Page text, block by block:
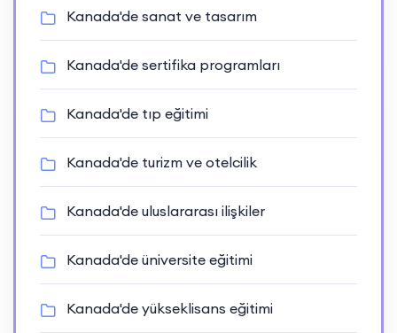
Kanada'de sanat ve tasarım
Kanada'de sertifika programları
Kanada'de tıp eğitimi
Kanada'de turizm ve otelcilik
Kanada'de uluslararası ilişkiler
Kanada'de üniversite eğitimi
Kanada'de yükseklisans eğitimi